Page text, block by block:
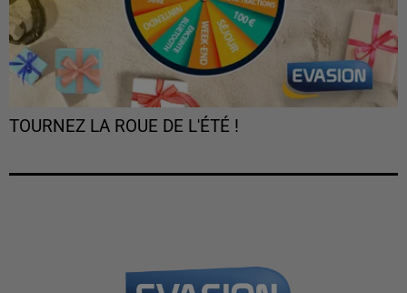
TOURNEZ LA ROUE DE L'ÉTÉ !